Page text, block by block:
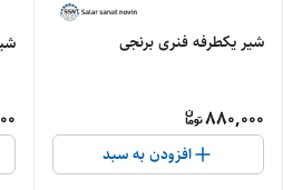
شیر یکطرفه فنری برنجی
880,000
افزودن به سبد